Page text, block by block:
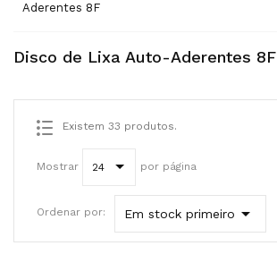
Aderentes 8F
Disco de Lixa Auto-Aderentes 8F
Existem 33 produtos.
Mostrar 24 por página
Ordenar por: Em stock primeiro 